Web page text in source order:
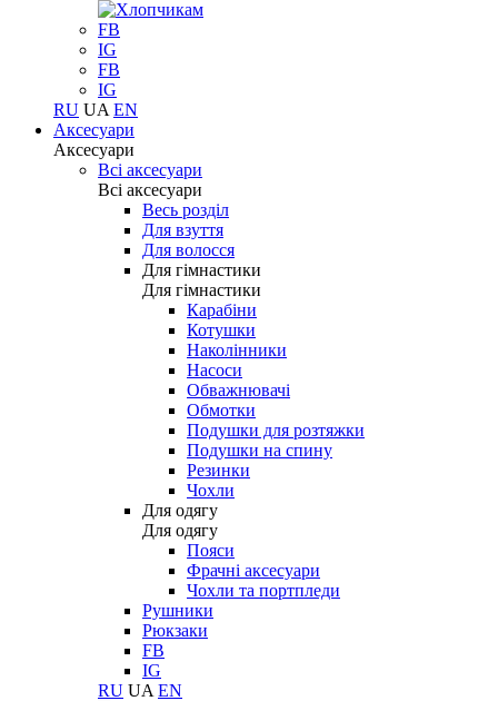
FB
IG
FB
IG
RU UA EN
Аксесуари
Аксесуари
Всі аксесуари
Всі аксесуари
Весь розділ
Для взуття
Для волосся
Для гімнастики
Для гімнастики
Карабіни
Котушки
Наколінники
Насоси
Обважнювачі
Обмотки
Подушки для розтяжки
Подушки на спину
Резинки
Чохли
Для одягу
Для одягу
Пояси
Фрачні аксесуари
Чохли та портпледи
Рушники
Рюкзаки
FB
IG
RU UA EN